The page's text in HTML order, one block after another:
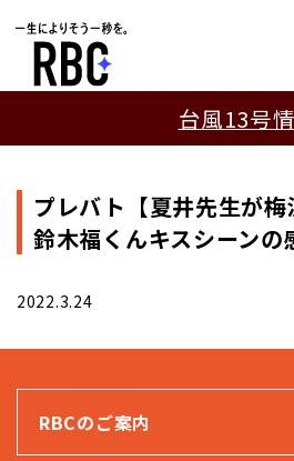
台風13号
プレバト【夏井先生が
鈴木福くんキスシーンの
2022.3.24
RBCのご案内